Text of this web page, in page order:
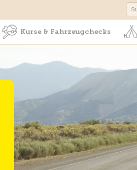
Kurse &
Kurse & Fahrzeugchecks